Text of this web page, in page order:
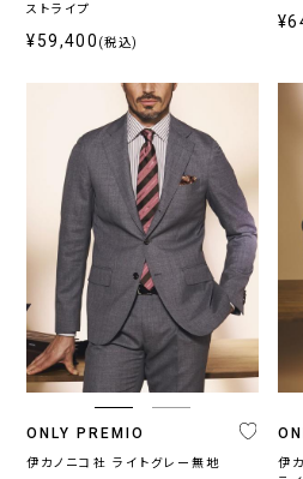
ストライプ
¥59,400 (税込)
ONLY PREMIO
伊カノニコ社 ライトグレー無地
伊